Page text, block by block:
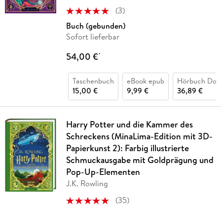
(3)
Buch (gebunden)
Sofort lieferbar
54,00 €*
Taschenbuch
15,00 €
eBook epub
9,99 €
Hörbuch
36,89 €
Harry Potter und die Kammer des
Schreckens (MinaLima-Edition mit 3D-
Papierkunst 2): Farbig illustrierte
Schmuckausgabe mit Goldprägung und
Pop-Up-Elementen
J.K. Rowling
(35)